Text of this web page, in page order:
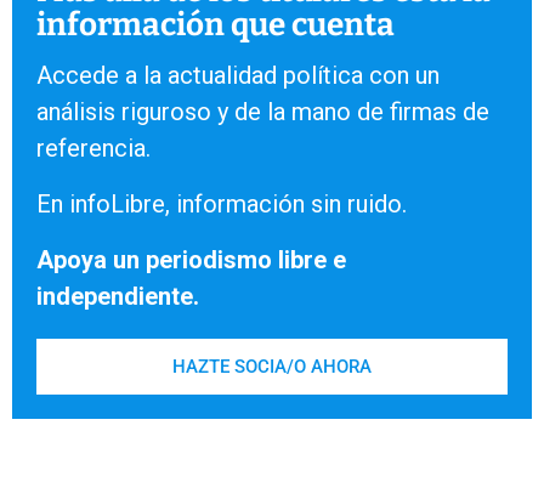
información que cuenta
Accede a la actualidad política con un
análisis riguroso y de la mano de firmas de
referencia.
En infoLibre, información sin ruido.
Apoya un periodismo libre e
independiente.
HAZTE SOCIA/O AHORA